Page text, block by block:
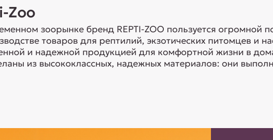
Zoo
зоорынке бренд REPTI-ZOO пользуется огромной
товаров для рептилий, экзотических питомцев и
и надежной продукцией для комфортной жизни в
из высококлассных, надежных материалов: они